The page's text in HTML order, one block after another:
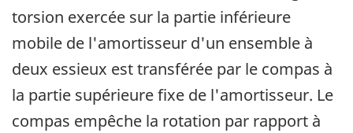
torsion exercée sur la partie inférieure
mobile de l'amortisseur d'un ensemble à
deux essieux est transférée par le compas à
la partie supérieure fixe de l'amortisseur. Le
compas empêche la rotation par rapport à